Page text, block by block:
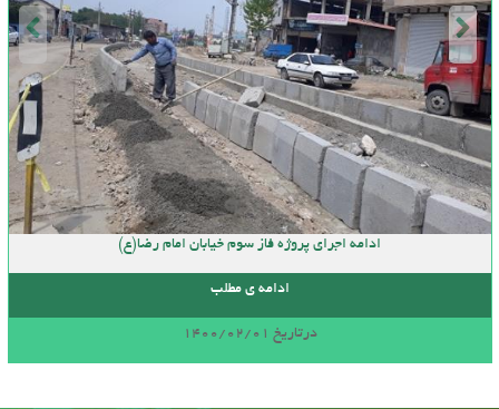
ادامه اجرای پروژه فاز سوم خیابان امام رضا(ع)
ادامه ی مطلب
درتاریخ 1400/02/01